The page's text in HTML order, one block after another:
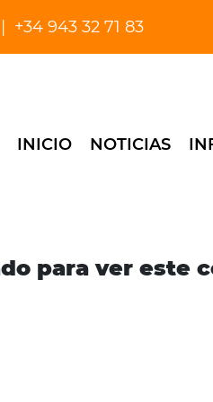
+34 943 32 71 83
INICIO NOTICIAS
para ver este